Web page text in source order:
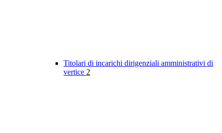
Titolari di incarichi dirigenziali amministrativi di
vertice 2